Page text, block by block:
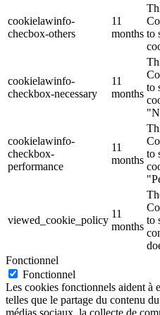
cookielawinfo-
checbox-others
11
months to
cookielawinfo-
checkbox-necessary
11
months
to
cookielawinfo-
checkbox-
performance
11
months
to
viewed_cookie_policy
11
months
to
Fonctionnel
Fonctionnel
Les cookies fonctionnels aident à
telles que le partage du contenu